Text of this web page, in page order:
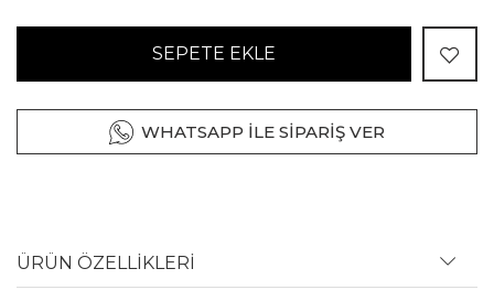
SEPETE EKLE
WHATSAPP İLE SİPARİŞ VER
ÜRÜN ÖZELLİKLERİ